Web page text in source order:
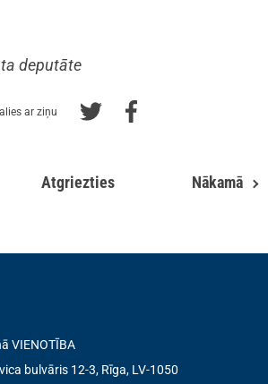
deputāte
ar ziņu
Atgriezties Nākamā
VIENOTĪBA
bulvāris 12-3, Rīga, LV-1050